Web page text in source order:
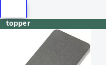
topper